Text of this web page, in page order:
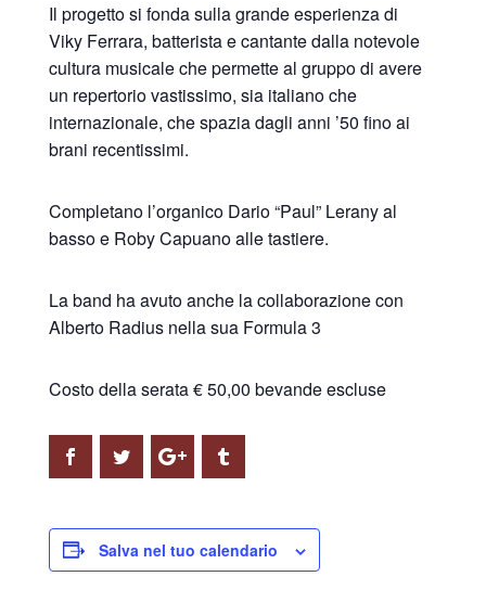
Il progetto si fonda sulla grande esperienza di
Viky Ferrara, batterista e cantante dalla notevole
cultura musicale che permette al gruppo di avere
un repertorio vastissimo, sia italiano che
internazionale, che spazia dagli anni ’50 fino ai
brani recentissimi.
Completano l’organico Dario “Paul” Lerany al
basso e Roby Capuano alle tastiere.
La band ha avuto anche la collaborazione con
Alberto Radius nella sua Formula 3
Costo della serata € 50,00 bevande escluse
Salva nel tuo calendario